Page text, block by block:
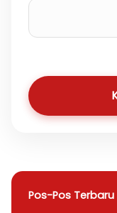
Pos-Pos Terbaru